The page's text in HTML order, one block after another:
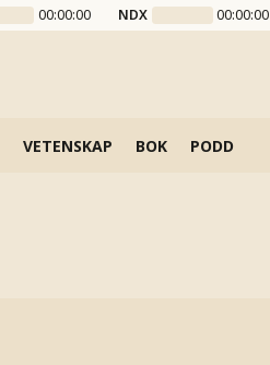
00:00:00 NDX 00:00:00
VETENSKAP BOK PODD